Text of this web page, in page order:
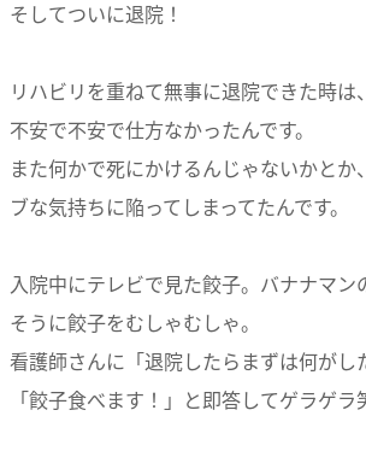
そしてついに退院！
リハビリを重ねて無事に退院できた時は
不安で不安で仕方なかったんです。
また何かで死にかけるんじゃないかとか
ブな気持ちに陥ってしまってたんです。
入院中にテレビで見た餃子。バナナマン
そうに餃子をむしゃむしゃ。
看護師さんに「退院したらまずは何がし
「餃子食べます！」と即答してゲラゲラ